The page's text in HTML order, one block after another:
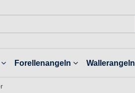
Forellenangeln Wallerangeln